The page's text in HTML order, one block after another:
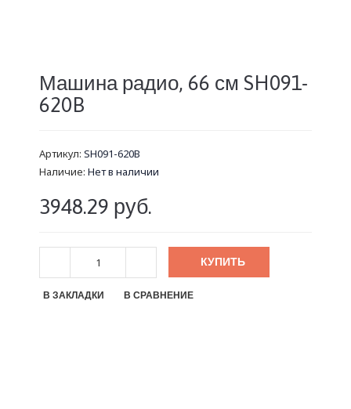
Машина радио, 66 см SH091-
620B
Артикул: SH091-620B
Наличие: Нет в наличии
3948.29 руб.
КУПИТЬ
В ЗАКЛАДКИ В СРАВНЕНИЕ